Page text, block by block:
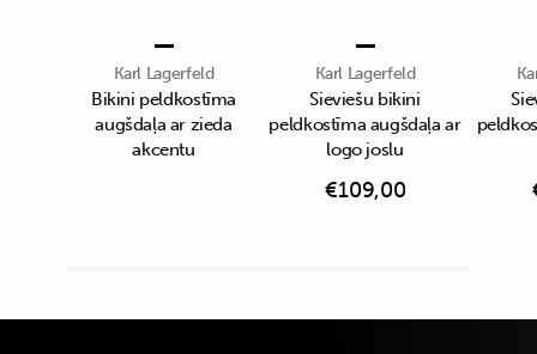
Karl Lagerfeld
Bikini peldkostīma
augšdaļa ar zieda
akcentu
Karl Lagerfeld
Sieviešu bikini
peldkostīma augšdaļa ar
logo joslu
€109,00